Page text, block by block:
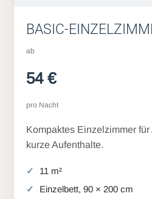
BASIC-
ab
54 €
pro Nacht
Kompaktes Einzelzimmer
kurze Aufenthalte.
11 m²
Einzelbett, 90 × 200 cm